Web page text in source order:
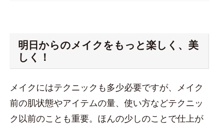
明日からのメイクをもっと楽しく、美
しく！
メイクにはテクニックも多少必要ですが、メイク
前の肌状態やアイテムの量、使い方などテクニッ
ク以前のことも重要。ほんの少しのことで仕上が